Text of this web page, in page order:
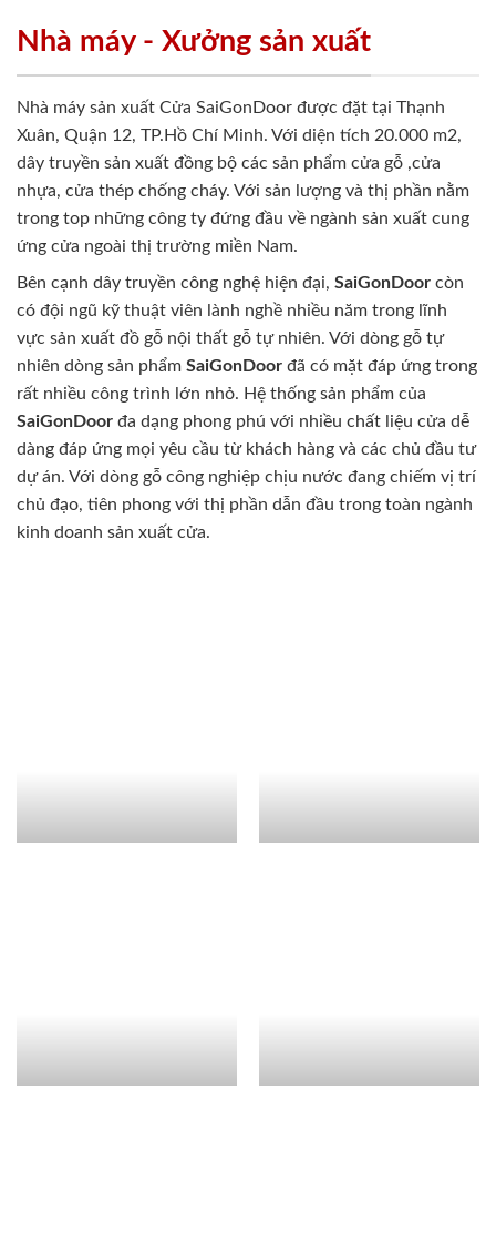
Nhà máy - Xưởng sản xuất
Nhà máy sản xuất Cửa SaiGonDoor được đặt tại Thạnh
Xuân, Quận 12, TP.Hồ Chí Minh. Với diện tích 20.000 m2,
dây truyền sản xuất đồng bộ các sản phẩm cửa gỗ ,cửa
nhựa, cửa thép chống cháy. Với sản lượng và thị phần nằm
trong top những công ty đứng đầu về ngành sản xuất cung
ứng cửa ngoài thị trường miền Nam.
Bên cạnh dây truyền công nghệ hiện đại, SaiGonDoor còn
có đội ngũ kỹ thuật viên lành nghề nhiều năm trong lĩnh
vực sản xuất đồ gỗ nội thất gỗ tự nhiên. Với dòng gỗ tự
nhiên dòng sản phẩm SaiGonDoor đã có mặt đáp ứng trong
rất nhiều công trình lớn nhỏ. Hệ thống sản phẩm của
SaiGonDoor đa dạng phong phú với nhiều chất liệu cửa dễ
dàng đáp ứng mọi yêu cầu từ khách hàng và các chủ đầu tư
dự án. Với dòng gỗ công nghiệp chịu nước đang chiếm vị trí
chủ đạo, tiên phong với thị phần dẫn đầu trong toàn ngành
kinh doanh sản xuất cửa.